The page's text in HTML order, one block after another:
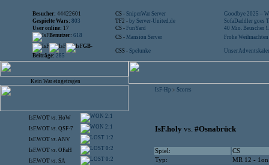
Besucher: 44422601 CS - SniperWar Server
Goodbye 2025 –
Gespielte Wars: 803 TF2 - by Server-United.de
SofaDaddler goes
User online: 17 CS - FunYard
40 Mio. Beuscher
Benutzer: 618 CS - Mansion Server
Frohe
GB-
Beiträge: 285
CSS - Spelunke Unser
Kein War eingetragen
IsF.WOT vs. HoW 2:1
IsF.WOT vs. QSF-7 2:1
IsF.WOT vs.ANV 1:2
IsF.WOT vs. OFaH 0:2
IsF.WOT vs. SA 0:2
IsF-Hp > Scores
IsF.holy vs. #Osnabrück
Spiel:
CS
Typ:
MR 12 -